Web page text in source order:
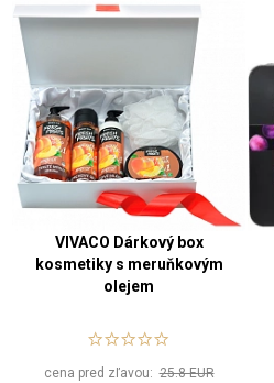
VIVACO Dárkový box
kosmetiky s meruňkovým
olejem
cena pred zľavou:25.8 EUR